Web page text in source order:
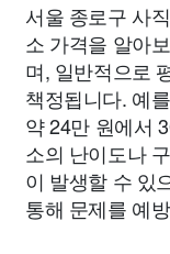
서울 종로구 사
소 가격을 알아
며, 일반적으로
책정됩니다. 예
약 24만 원에서
소의 난이도나
이 발생할 수 있
통해 문제를 예